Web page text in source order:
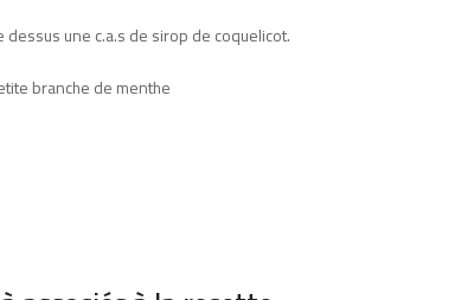
dessus une c.a.s de sirop de coquelicot.
branche de menthe